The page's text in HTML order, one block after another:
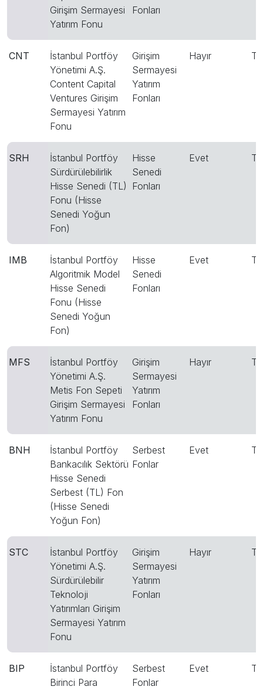
Girişim Sermayesi
Yatırım Fonu
Fonları
CNT
İstanbul Portföy
Yönetimi A.Ş.
Content Capital
Ventures Girişim
Sermayesi Yatırım
Fonu
Girişim
Sermayesi
Yatırım
Fonları
Hayır
SRH
İstanbul Portföy
Sürdürülebilirlik
Hisse Senedi (TL)
Fonu (Hisse
Senedi Yoğun
Fon)
Hisse
Senedi
Fonları
Evet
IMB
İstanbul Portföy
Algoritmik Model
Hisse Senedi
Fonu (Hisse
Senedi Yoğun
Fon)
Hisse
Senedi
Fonları
Evet
MFS
İstanbul Portföy
Yönetimi A.Ş.
Metis Fon Sepeti
Girişim Sermayesi
Yatırım Fonu
Girişim
Sermayesi
Yatırım
Fonları
Hayır
BNH
İstanbul Portföy
Bankacılık Sektörü
Hisse Senedi
Serbest (TL) Fon
(Hisse Senedi
Yoğun Fon)
Serbest
Fonlar
Evet
STC
İstanbul Portföy
Yönetimi A.Ş.
Sürdürülebilir
Teknoloji
Yatırımları Girişim
Sermayesi Yatırım
Fonu
Girişim
Sermayesi
Yatırım
Fonları
Hayır
BIP
İstanbul Portföy
Birinci Para
Serbest
Fonlar
Evet